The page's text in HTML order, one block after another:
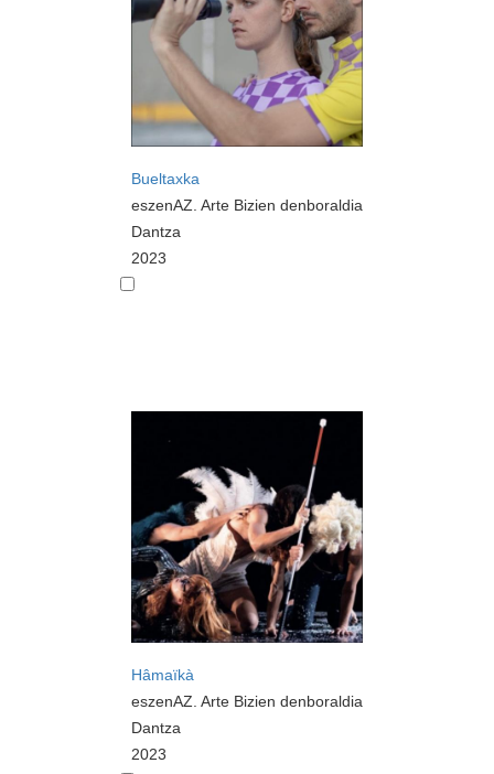
Bueltaxka
eszenAZ. Arte Bizien denboraldia
Dantza
2023
Hâmaïkà
eszenAZ. Arte Bizien denboraldia
Dantza
2023